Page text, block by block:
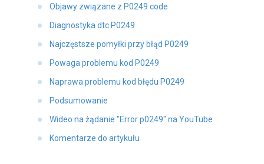
Objawy związane z P0249 code
Diagnostyka dtc P0249
Najczęstsze pomyłki przy błąd P0249
Powaga problemu kod P0249
Naprawa problemu kod błędu P0249
Podsumowanie
Wideo na żądanie "Error p0249" na YouTube
Komentarze do artykułu